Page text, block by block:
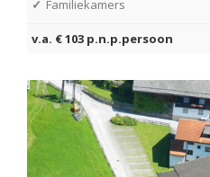
✓ Familiekamers
v.a. € 103 p.n.p.persoon